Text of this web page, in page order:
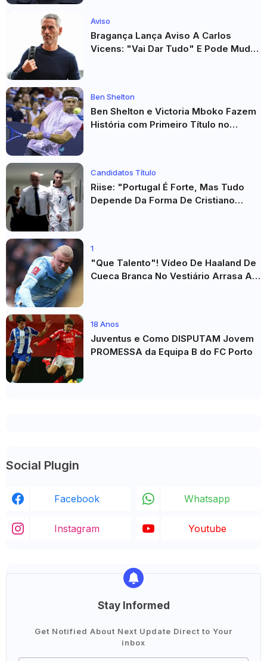
Aviso
Bragança Lança Aviso A Carlos
Vicens: "Vai Dar Tudo" E Pode Mudar
Ben Shelton
Ben Shelton e Victoria Mboko Fazem
História com Primeiro Título no
Candidatos Título
Riise: "Portugal É Forte, Mas Tudo
Depende Da Forma De Cristiano
1
"Que Talento"! Vídeo De Haaland De
Cueca Branca No Vestiário Arrasa A
18 Anos
Juventus e Como DISPUTAM Jovem
PROMESSA da Equipa B do FC Porto
Social Plugin
Facebook Whatsapp
Instagram Youtube
Stay Informed
Get Notified About Next Update Direct to Your
inbox